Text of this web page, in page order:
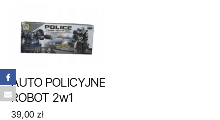
AUTO POLICYJNE
ROBOT 2w1
39,00 zł